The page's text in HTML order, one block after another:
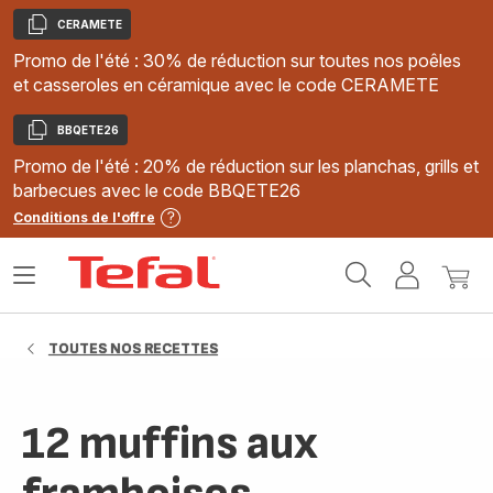
Copier
CERAMETE
Promo de l'été : 30% de réduction sur toutes nos poêles
et casseroles en céramique avec le code CERAMETE
Copier
BBQETE26
Promo de l'été : 20% de réduction sur les planchas, grills et
barbecues avec le code BBQETE26
Conditions de l'offre
MonMon
Ouvrir
TOUTES NOS RECETTES
12 muffins aux